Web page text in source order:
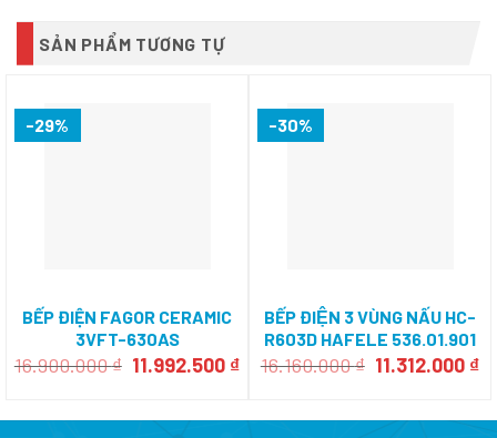
SẢN PHẨM TƯƠNG TỰ
-29%
BẾP ĐIỆN FAGOR CERAMIC
3VFT-630AS
16.900.000₫ Giá
16.900.000 ₫.
11.992.500 ₫Giá
là:
-30%
BẾP ĐIỆN 3 VÙNG NẤU HC-
R603D HAFELE 536.01.901
16.160.000₫ Giá
16.160.000 ₫.
11.312.000 ₫